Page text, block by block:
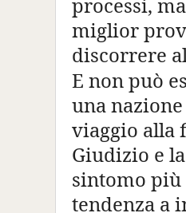
miglior
discorrere
E non può
una
viaggio alla
Giudizio e
sintomo più
tendenza a